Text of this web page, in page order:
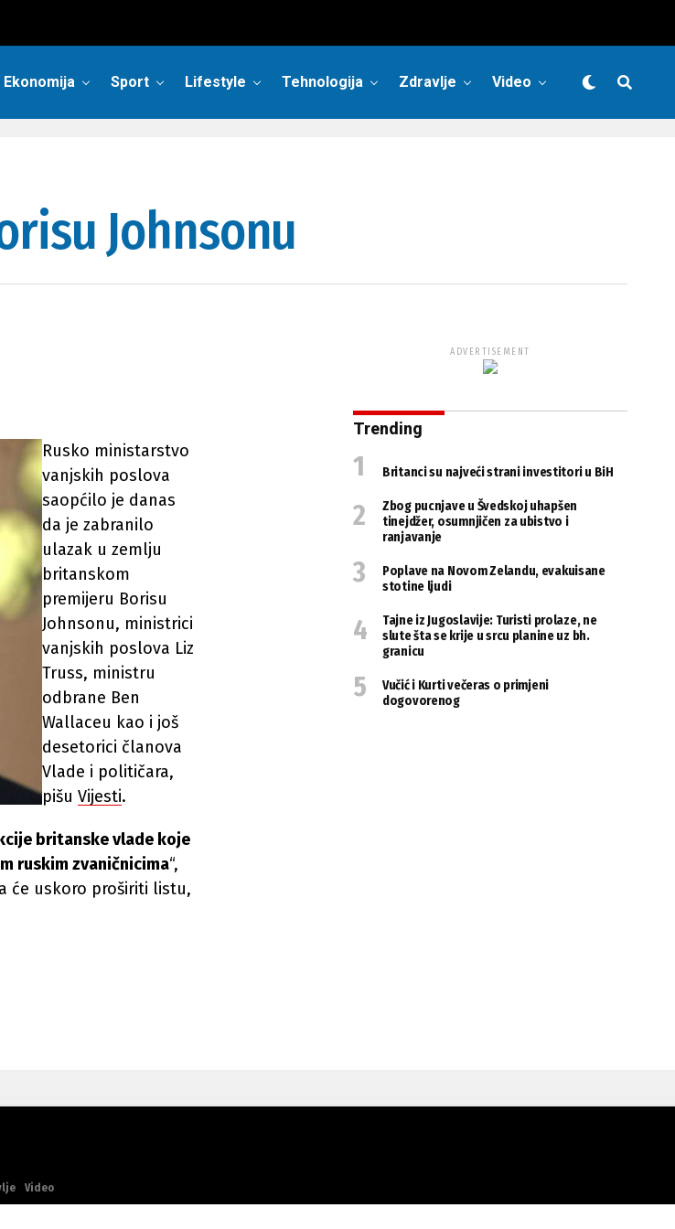
Ekonomija Sport Lifestyle Tehnologija Zdravlje Video
Johnsonu
Rusko ministarstvo
vanjskih poslova
saopćilo je danas
da je zabranilo
ulazak u zemlju
britanskom
premijeru Borisu
Johnsonu, ministrici
vanjskih poslova Liz
Truss, ministru
odbrane Ben
Wallaceu kao i još
desetorici članova
Vlade i političara,
pišu Vijesti.
britanske vlade koje
ruskim zvaničnicima“,
će uskoro proširiti listu,
ADVERTISEMENT
Trending
Britanci su najveći strani investitori u BiH
Zbog pucnjave u Švedskoj uhapšen
tinejdžer, osumnjičen za ubistvo i
ranjavanje
Poplave na Novom Zelandu, evakuisane
stotine ljudi
Tajne iz Jugoslavije: Turisti prolaze, ne
slute šta se krije u srcu planine uz bh.
granicu
Vučić i Kurti večeras o primjeni
dogovorenog
Video